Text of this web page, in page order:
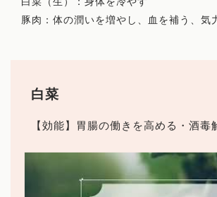
豚肉：体の潤いを増やし、血を補う、気
白菜
【効能】胃腸の働きを高める・酒毒